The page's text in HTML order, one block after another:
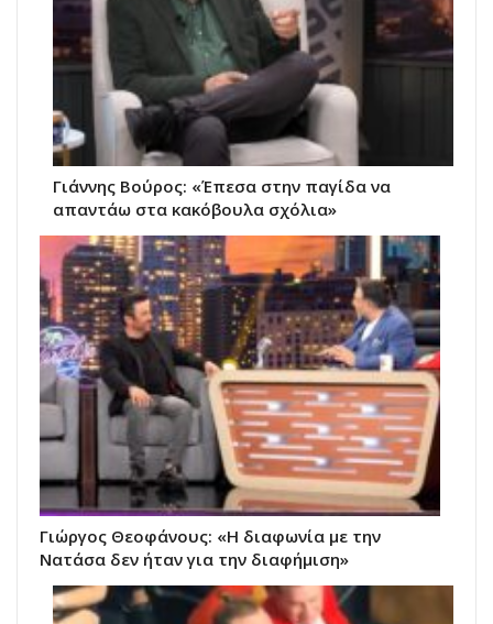
Γιάννης Βούρος: «Έπεσα στην παγίδα να
απαντάω στα κακόβουλα σχόλια»
Γιώργος Θεοφάνους: «Η διαφωνία με την
Νατάσα δεν ήταν για την διαφήμιση»